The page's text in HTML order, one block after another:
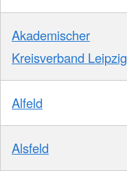
Akademischer
Kreisverband Leipzig
Alfeld
Alsfeld